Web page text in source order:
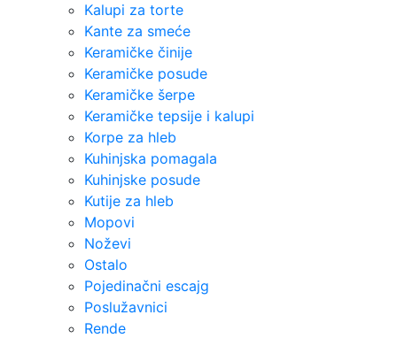
Kalupi za torte
Kante za smeće
Keramičke činije
Keramičke posude
Keramičke šerpe
Keramičke tepsije i kalupi
Korpe za hleb
Kuhinjska pomagala
Kuhinjske posude
Kutije za hleb
Mopovi
Noževi
Ostalo
Pojedinačni escajg
Poslužavnici
Rende